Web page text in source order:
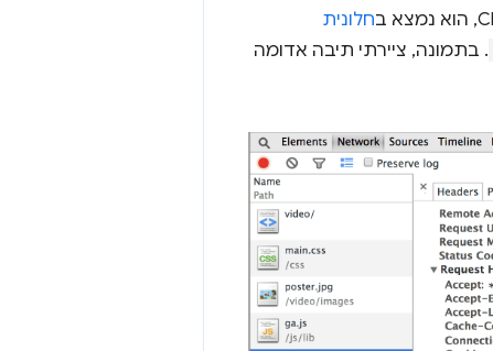
חלונית
. בתמונה, ציירתי תיבה אדומה